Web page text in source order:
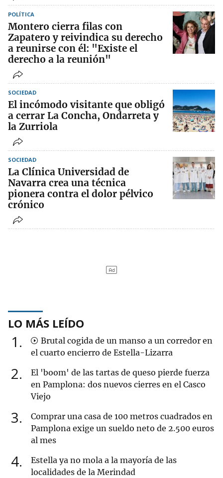
POLÍTICA
Montero cierra filas con
Zapatero y reivindica su derecho
a reunirse con él: "Existe el
derecho a la reunión"
SOCIEDAD
El incómodo visitante que obligó
a cerrar La Concha, Ondarreta y
la Zurriola
SOCIEDAD
La Clínica Universidad de
Navarra crea una técnica
pionera contra el dolor pélvico
crónico
LO MÁS LEÍDO
1
Brutal cogida de un manso a un corredor en
el cuarto encierro de Estella-Lizarra
2
El 'boom' de las tartas de queso pierde fuerza
en Pamplona: dos nuevos cierres en el Casco
Viejo
3
Comprar una casa de 100 metros cuadrados en
Pamplona exige un sueldo neto de 2.500 euros
al mes
4
Estella ya no mola a la mayoría de las
localidades de la Merindad